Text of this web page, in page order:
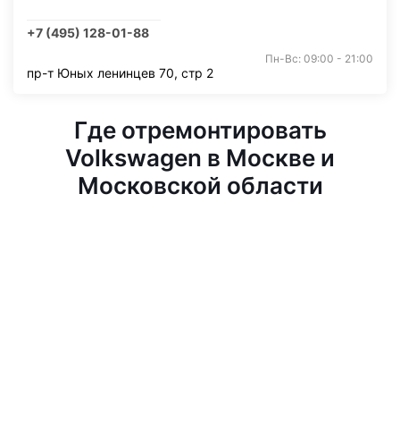
+7 (495) 128-01-88
Пн-Вс: 09:00 - 21:00
пр-т Юных ленинцев 70, стр 2
Где отремонтировать
Volkswagen в Москве и
Московской области